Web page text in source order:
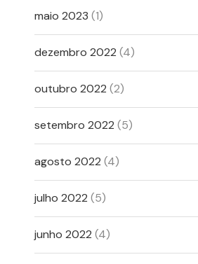
maio 2023 (1)
dezembro 2022 (4)
outubro 2022 (2)
setembro 2022 (5)
agosto 2022 (4)
julho 2022 (5)
junho 2022 (4)